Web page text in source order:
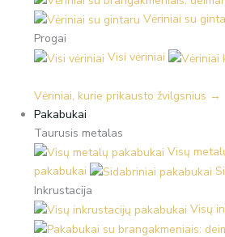
Vėriniai su
Progai
Visi vėriniai
Vėriniai, kurie prikausto žvilgsnius →
Pakabukai
Taurusis metalas
Visų
pakabukai
Inkrustacija
Visų